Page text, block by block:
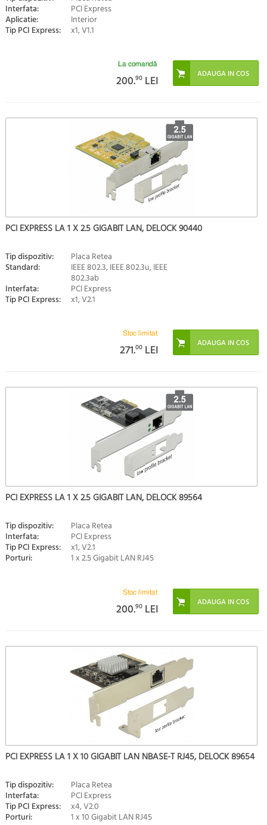
Interfata: PCI Express
Aplicatie: Interior
Tip PCI Express: x1, V1.1
La comandă
200.90 LEI
PCI EXPRESS LA 1 X 2.5 GIGABIT LAN, DELOCK 90440
Tip dispozitiv: Placa Retea
Standard: IEEE 802.3, IEEE 802.3u, IEEE
802.3ab
Interfata: PCI Express
Tip PCI Express: x1, V2.1
Stoc limitat
271.00 LEI
PCI EXPRESS LA 1 X 2.5 GIGABIT LAN, DELOCK 89564
Tip dispozitiv: Placa Retea
Interfata: PCI Express
Tip PCI Express: x1, V2.1
Porturi: 1 x 2.5 Gigabit LAN RJ45
Stoc limitat
200.90 LEI
PCI EXPRESS LA 1 X 10 GIGABIT LAN NBASE-T RJ45, DELOCK 89654
Tip dispozitiv: Placa Retea
Interfata: PCI Express
Tip PCI Express: x4, V2.0
Porturi: 1 x 10 Gigabit LAN RJ45